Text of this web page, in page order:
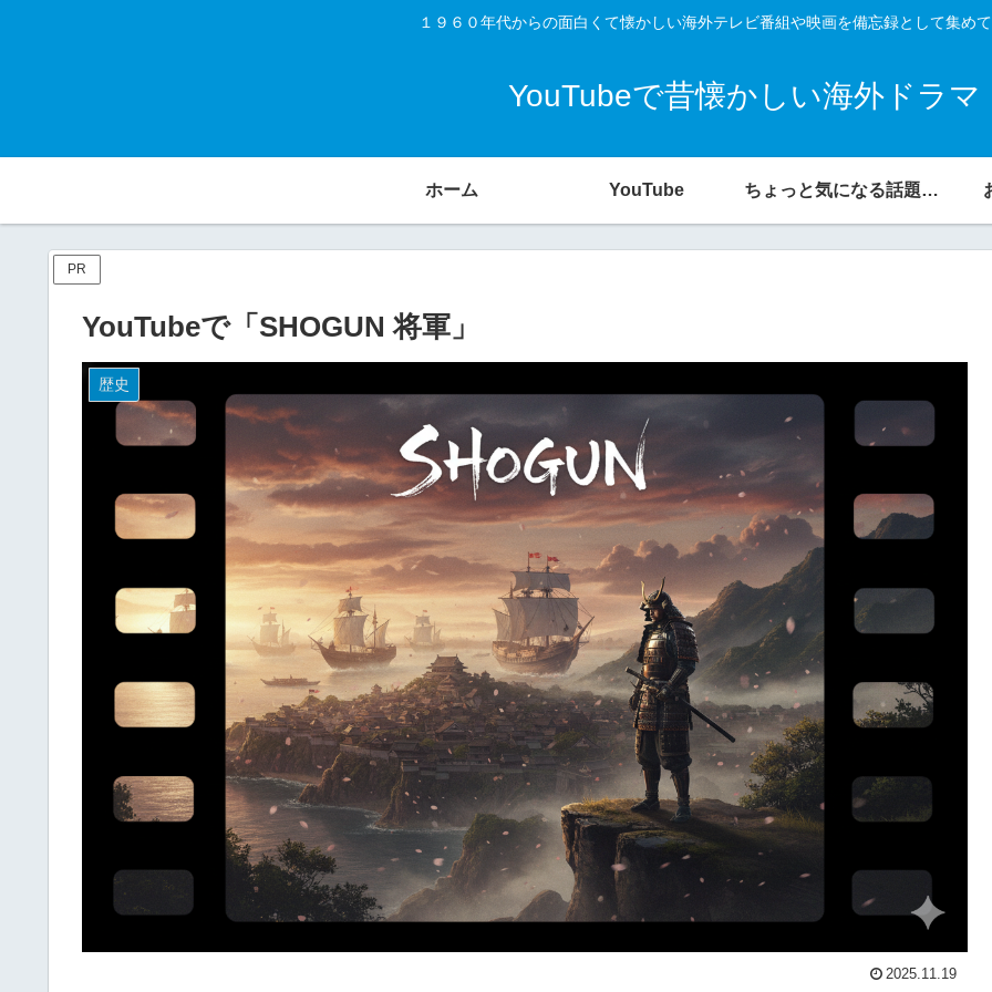
１９６０年代からの面白くて懐かしい海外テレビ番組や映画を備忘録として集め
YouTubeで昔懐かしい海外ドラマ
ホーム YouTube ちょっと気になる話題の宝庫
PR
YouTubeで「SHOGUN 将軍」
歴史
2025.11.19